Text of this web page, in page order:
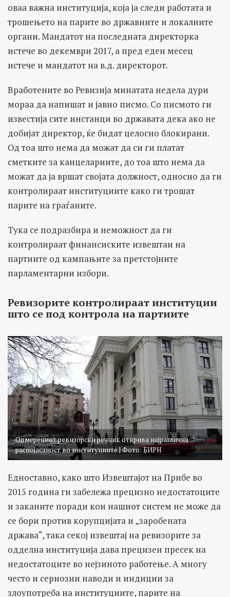
оваа важна институција, која ја следи работата и
трошењето на парите во државните и локалните
органи. Мандатот на последната директорка
истече во декември 2017, а пред еден месец
истече и мандатот на в.д. директорот.
Вработените во Ревизија минатата недела дури
мораа да напишат и јавно писмо. Со писмото ги
известија сите инстанци во државата дека ако не
добијат директор, ќе бидат целосно блокирани.
Од тоа што нема да можат да си ги платат
сметките за канцелариите, до тоа што нема да
можат да ја вршат својата должност, односно да ги
контролираат институциите како ги трошат
парите на граѓаните.
Тука се подразбира и неможност да ги
контролираат финансиските извештаи на
партиите од кампањите за претстојните
парламентарни избори.
Ревизорите контролираат институции
што се под контрола на партиите
Одмерениот ревизорски речник открива најразлична
распојасаност во институциите | Фото: БИРН
Едноставно, како што Извештајот на Прибе во
2015 година ги забележа прецизно недостатоците
и заканите поради кои нашиот систем не може да
се бори против корупцијата и „заробената
држава“, така секој извештај на ревизорите за
одделна институција дава прецизен пресек на
недостатоците во нејзиното работење. А многу
често и сериозни наводи и индиции за
злоупотреба на институциите, парите на